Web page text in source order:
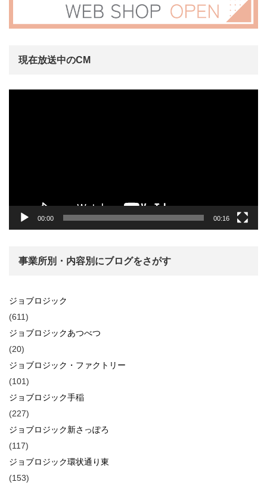
現在放送中のCM
00:00 00:16
事業所別・内容別にブログをさがす
ジョブロジック
(611)
ジョブロジックあつべつ
(20)
ジョブロジック・ファクトリー
(101)
ジョブロジック手稲
(227)
ジョブロジック新さっぽろ
(117)
ジョブロジック環状通り東
(153)